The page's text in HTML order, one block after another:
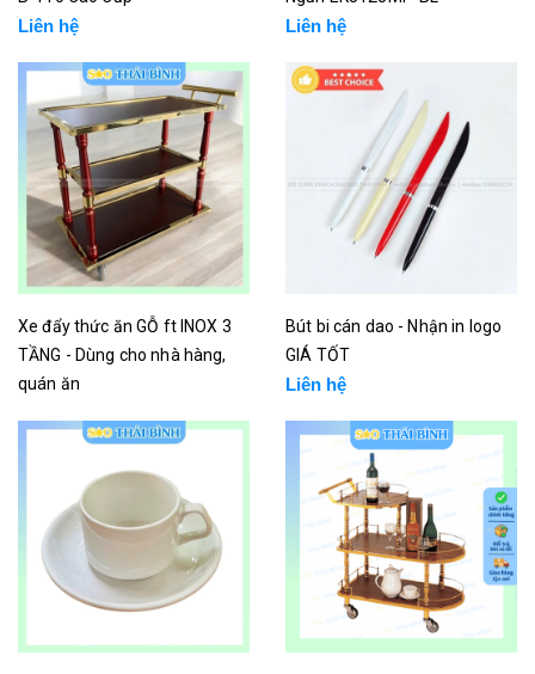
Liên hệ Liên hệ
Xe đẩy thức ăn GỖ ft INOX 3
TẦNG - Dùng cho nhà hàng,
quán ăn
Bút bi cán dao - Nhận in logo
GIÁ TỐT
Liên hệ